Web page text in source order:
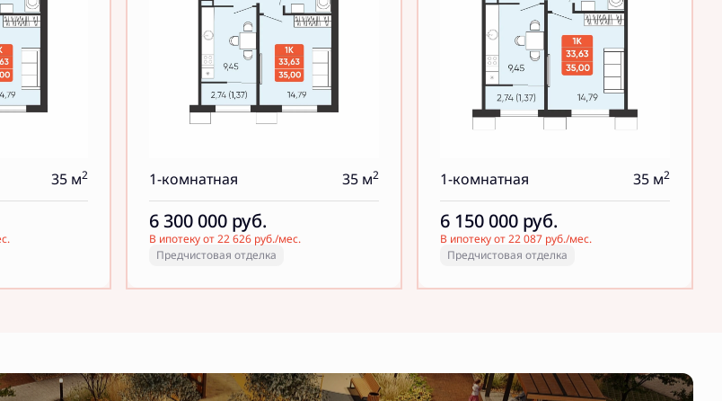
35 м2 1-комнатная 35 м2
6 300 000 руб.
В ипотеку от 22 626 руб./мес.
Предчистовая отделка
1-комнатная 35 м2
6 150 000 руб.
В ипотеку от 22 087 руб./мес.
Предчистовая отделка